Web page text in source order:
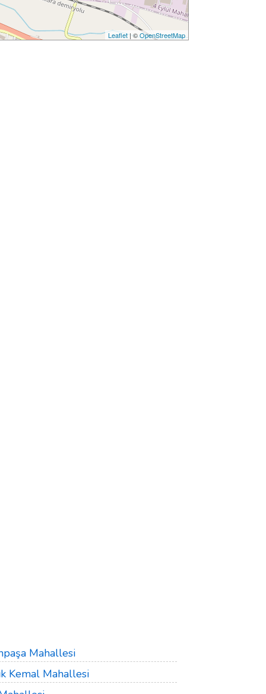
Leaflet | ©OpenStreetMap
Mahallesi
Kemal Mahallesi